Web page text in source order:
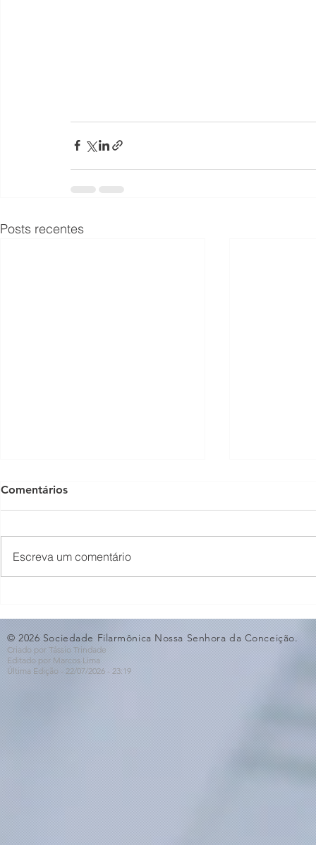
Posts recentes
🎵🎶
ao Dia dos
Comentários
Escreva um comentário
© 2026 Sociedade Filarmônica Nossa Senhora da Conceição.
Criado por Tássio Trindade
Editado por Marcos Lima
Última Edição - 22/07/2026 - 23:19